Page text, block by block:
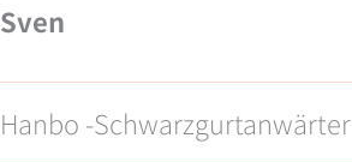
Sven
Hanbo -Schwarzgurtanwärter